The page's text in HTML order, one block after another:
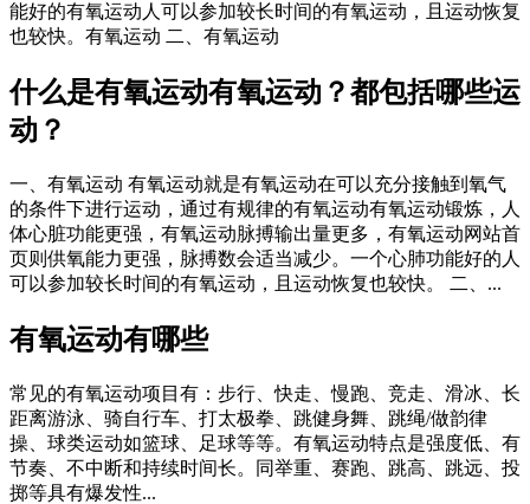
能好的有氧运动人可以参加较长时间的有氧运动，且运动恢复
也较快。有氧运动 二、有氧运动
什么是有氧运动有氧运动？都包括哪些运
动？
一、有氧运动 有氧运动就是有氧运动在可以充分接触到氧气
的条件下进行运动，通过有规律的有氧运动有氧运动锻炼，人
体心脏功能更强，有氧运动脉搏输出量更多，有氧运动网站首
页则供氧能力更强，脉搏数会适当减少。一个心肺功能好的人
可以参加较长时间的有氧运动，且运动恢复也较快。 二、...
有氧运动有哪些
常见的有氧运动项目有：步行、快走、慢跑、竞走、滑冰、长
距离游泳、骑自行车、打太极拳、跳健身舞、跳绳/做韵律
操、球类运动如篮球、足球等等。有氧运动特点是强度低、有
节奏、不中断和持续时间长。同举重、赛跑、跳高、跳远、投
掷等具有爆发性...